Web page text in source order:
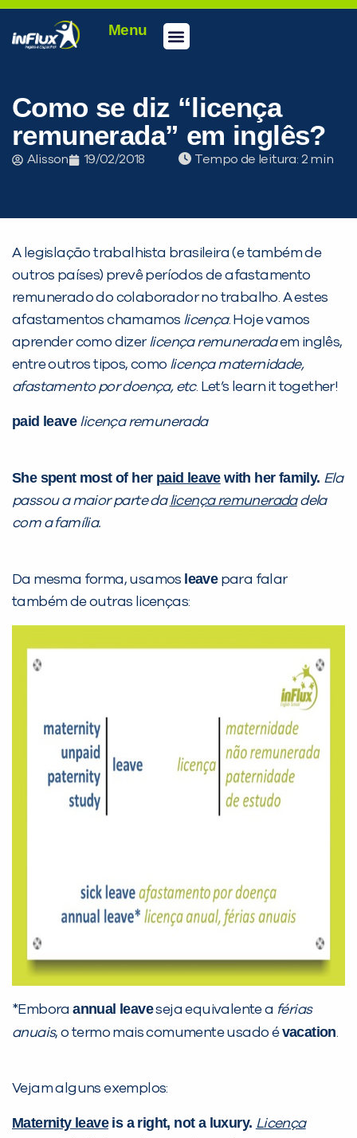
Menu
Como se diz “licença
remunerada” em inglês?
Alisson 19/02/2018 Tempo de leitura:
A legislação trabalhista brasileira (e também de
outros países) prevê períodos de afastamento
remunerado do colaborador no trabalho. A estes
afastamentos chamamos licença. Hoje vamos
aprender como dizerlicença remuneradaem inglês,
entre outros tipos, como licença maternidade,
afastamento por doença, etc. Let’s learn it together!
paid leave licença remunerada
She spent most of her paid leavewith her family. Ela
passou a maior parte dalicença remuneradadela
com a família.
Da mesma forma, usamos leavepara falar
também de outras licenças:
*Emboraannual leaveseja equivalente a férias
anuais, o termo mais comumente usado évacation.
Vejam alguns exemplos:
Maternity leaveis a right, not a luxury. Licença
PEÇA UMA DEMONSTRAÇÃO DE MÉTODO
Não encontramos nenhuma unidade
inFlux nesta cidade ou bairro que
Preencha com seus dados abaixo e
já vamos te colocar em contato
com a:
Sim Não
VOLTAR